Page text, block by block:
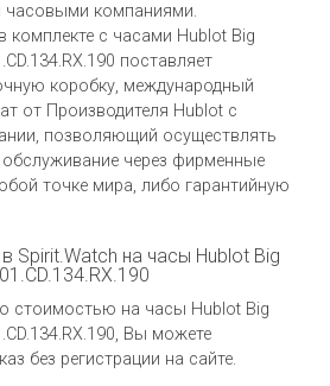
часовыми компаниями.
комплекте с часами Hublot Big
поставляет
коробку, международный
от Производителя Hublot c
позволяющий осуществлять
через фирменные
точке мира, либо гарантийную
Spirit.Watch на часы Hublot Big
стоимостью на часы Hublot Big
Вы можете
без регистрации на сайте.